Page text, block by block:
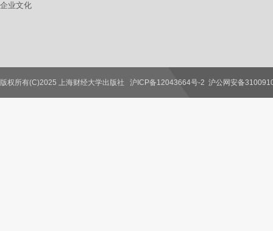
企业文化
联系我们
版权所有(C)2025 上海财经大学出版社 沪ICP备12043664号-2 沪公网安备